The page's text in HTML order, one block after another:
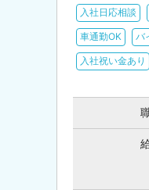
入社日応相談
車通勤OK バ
入社祝い金あり